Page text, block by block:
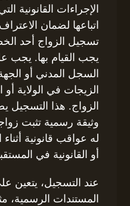
الإجراءات القانونية
اتباعها لضمان
تسجيل الزواج أحد
يجب القيام بها. يجب
السجل المدني أو
الزيجات في الولاية أو
الزواج. هذا التسجيل
وثيقة رسمية تثبت
له عواقب قانونية أثناء
أو القانونية في
عند التسجيل، يتعين
المستندات الرسمية،